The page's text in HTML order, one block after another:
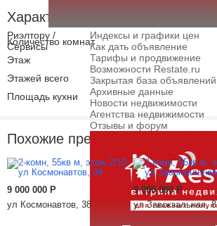
Риэлтору /
Сервисы
Индексы и графики цен
Как дать объявление
Тарифы и продвижение
Возможности Restate.ru
Закрытая база объявлений
Архивные данные
Новости недвижимости
Агентства недвижимости
Отзывы и форум
Характеристики
Количество комнат
Этаж
Этажей всего
Площадь кухни
Похожие предложения
9 000 000 Р
ул Космонавтов, 38
9 000 000Р
ул Завокзальная, 8